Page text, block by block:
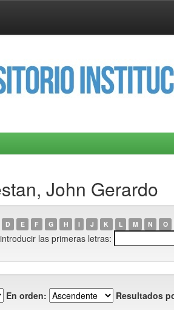
John Gerardo
D E F G H I J K L M N O
las primeras letras:
En orden: Resultados